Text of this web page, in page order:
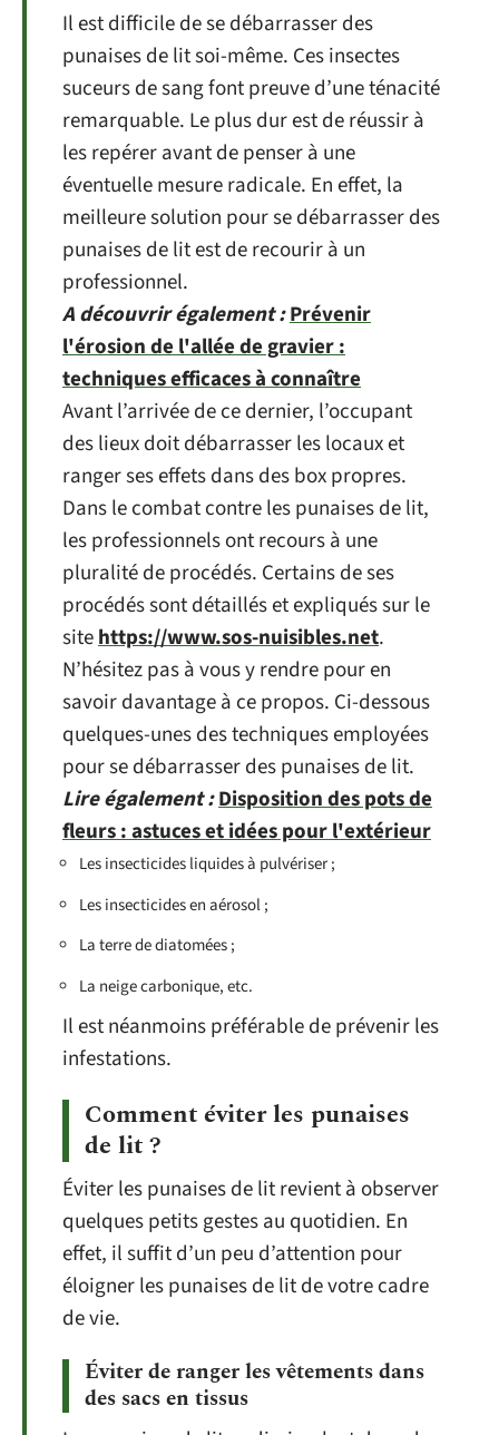
Il est difficile de se débarrasser des
punaises de lit soi-même. Ces insectes
suceurs de sang font preuve d’une ténacité
remarquable. Le plus dur est de réussir à
les repérer avant de penser à une
éventuelle mesure radicale. En effet, la
meilleure solution pour se débarrasser des
punaises de lit est de recourir à un
professionnel.
A découvrir également :Prévenir
l'érosion de l'allée de gravier :
techniques efficaces à connaître
Avant l’arrivée de ce dernier, l’occupant
des lieux doit débarrasser les locaux et
ranger ses effets dans des box propres.
Dans le combat contre les punaises de lit,
les professionnels ont recours à une
pluralité de procédés. Certains de ses
procédés sont détaillés et expliqués sur le
sitehttps://www.sos-nuisibles.net.
N’hésitez pas à vous y rendre pour en
savoir davantage à ce propos. Ci-dessous
quelques-unes des techniques employées
pour se débarrasser des punaises de lit.
Lire également :Disposition des pots de
fleurs : astuces et idées pour l'extérieur
Les insecticides liquides à pulvériser ;
Les insecticides en aérosol ;
La terre de diatomées ;
La neige carbonique, etc.
Il est néanmoins préférable de prévenir les
infestations.
Comment éviter les punaises
de lit ?
Éviter les punaises de lit revient à observer
quelques petits gestes au quotidien. En
effet, il suffit d’un peu d’attention pour
éloigner les punaises de lit de votre cadre
de vie.
Éviter de ranger les vêtements dans
des sacs en tissus